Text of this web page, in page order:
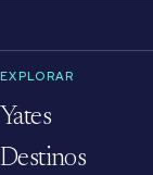
EXPLORAR
Yates
Destinos